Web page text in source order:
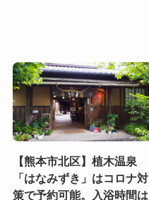
【熊本市北区】植木温泉
「はなみずき」はコロナ対
策で予約可能。入浴時間は